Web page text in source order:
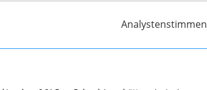
Analystenstimmen